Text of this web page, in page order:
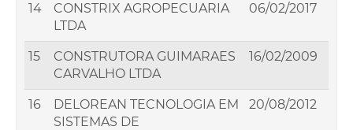
14
CONSTRIX AGROPECUARIA
LTDA
06/02/2017
15
CONSTRUTORA GUIMARAES
CARVALHO LTDA
16/02/2009
16
DELOREAN TECNOLOGIA EM
SISTEMAS DE
20/08/2012